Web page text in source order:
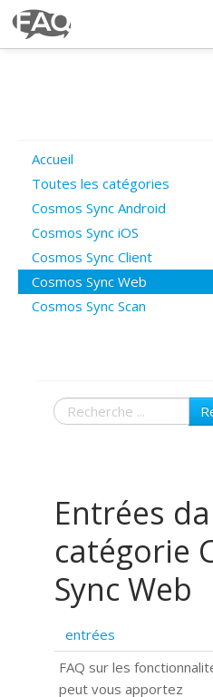
Poser une question
Questions ouvertes
Connexion
Accueil
Toutes les catégories
Cosmos Sync Android
Cosmos Sync iOS
Cosmos Sync Client
Cosmos Sync Web
Cosmos Sync Scan
Entrées
catégorie
Sync Web
entrées
FAQ sur les
peut vous apportez